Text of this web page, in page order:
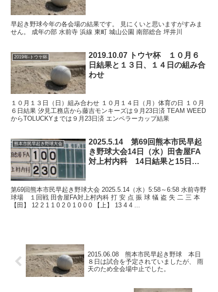
早起き野球今年の各会場の結果です。 見にくいと思いますがすみま
せん。 成年の部 水前寺 浜線 東町 城山公園 南部総合 坪井川
2019年-トウヤ杯
2019.10.07 トウヤ杯 １０月６
日結果と１３日、１４日の組み合
わせ
１０月１３日（日）組み合わせ １０月１４日（月）体育の日 １０月
６日結果 汐見工務店から藤吉モンキーズは９月23日済 TEAM WEED
からTOLUCKYまでは９月23日済 エンペラーカップ結果
熊本市民早起き野球大会
2025.5.14 第69回熊本市民早起
き野球大会14日（水）田舎屋FA
対上村内科 14日結果と15日予
第69回熊本市民早起き野球大会 2025.5.14（水）5:58～6:58 水前寺野
球場 １回戦 田舎屋FA対上村内科 打 安 点 振 球 犠 盗 失 二 三 本
【田】 12 2 1 1 0 2 0 1 0 0 0 【上】 13 4 4 ...
2015.06.08 熊本市民早起き野球 本日
８日は試合を予定されていましたが、 雨
天のため全会場中止でした。